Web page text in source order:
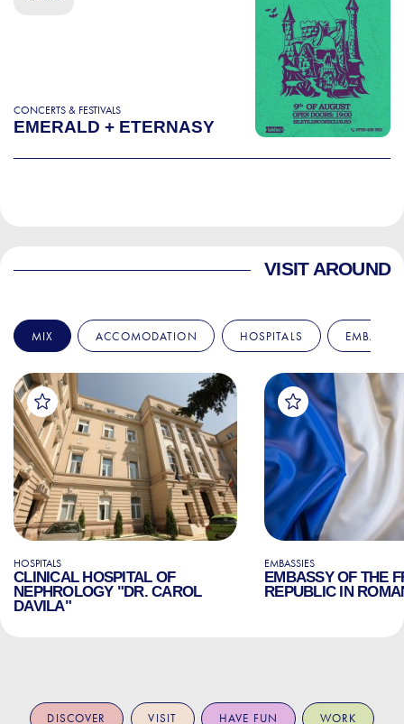
CONCERTS & FESTIVALS
EMERALD + ETERNASY
VISIT AROUND
MIX ACCOMODATION HOSPITALS
HOSPITALS
CLINICAL HOSPITAL OF
NEPHROLOGY "DR. CAROL
DAVILA"
EMBASSIES
EMBASSY OF THE
REPUBLIC IN
DISCOVER VISIT HAVE FUN WORK